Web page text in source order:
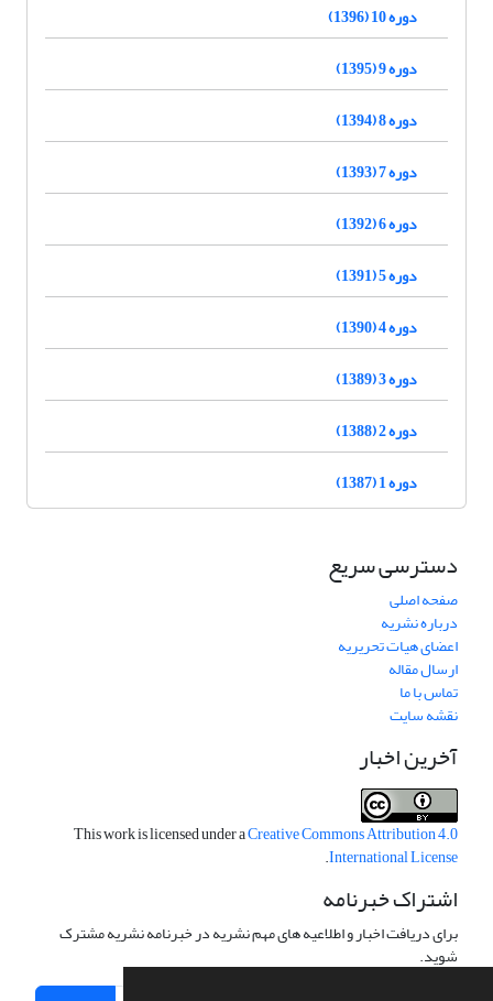
دوره 10 (1396)
دوره 9 (1395)
دوره 8 (1394)
دوره 7 (1393)
دوره 6 (1392)
دوره 5 (1391)
دوره 4 (1390)
دوره 3 (1389)
دوره 2 (1388)
دوره 1 (1387)
دسترسی سریع
صفحه اصلی
درباره نشریه
اعضای هیات تحریریه
ارسال مقاله
تماس با ما
نقشه سایت
آخرین اخبار
This work is licensed under aCreative Commons Attribution 4.0
International License
.
اشتراک خبرنامه
برای دریافت اخبار و اطلاعیه های مهم نشریه در خبرنامه نشریه مشترک
شوید.